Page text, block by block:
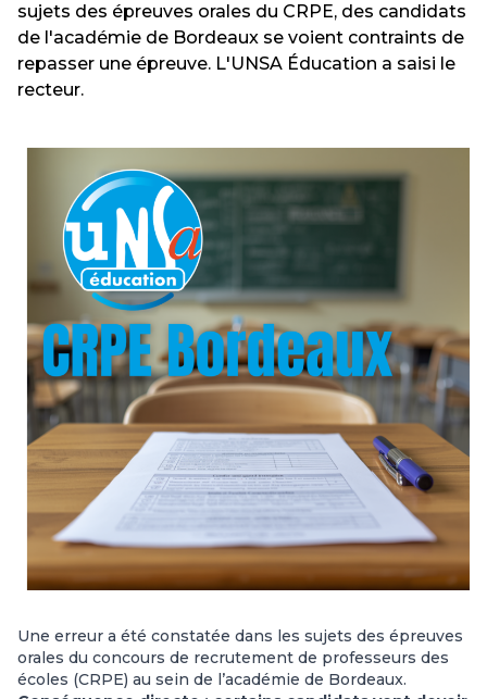
sujets des épreuves orales du CRPE, des candidats
de l'académie de Bordeaux se voient contraints de
repasser une épreuve. L'UNSA Éducation a saisi le
recteur.
Une erreur a été constatée dans les sujets des épreuves
orales du concours de recrutement de professeurs des
écoles (CRPE) au sein de l’académie de Bordeaux.